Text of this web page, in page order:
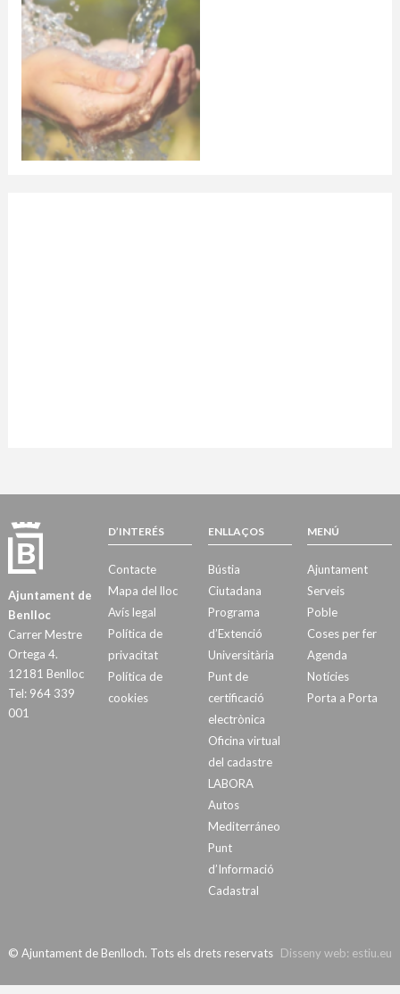
Ajuntament de
Benlloc
Carrer Mestre
Ortega 4.
12181 Benlloc
Tel: 964 339
001
D’INTERÉS
Contacte
Mapa del lloc
Avís legal
Política de
privacitat
Política de
cookies
ENLLAÇOS
Bústia
Ciutadana
Programa
d’Extenció
Universitària
Punt de
certificació
electrònica
Oficina virtual
del cadastre
LABORA
Autos
Mediterráneo
Punt
d’Informació
Cadastral
MENÚ
Ajuntament
Serveis
Poble
Coses per fer
Agenda
Notícies
Porta a Porta
Disseny web: estiu.eu
© Ajuntament de Benlloch. Tots els drets reservats